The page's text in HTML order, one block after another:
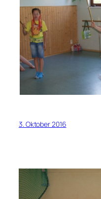
3. Oktober 2016